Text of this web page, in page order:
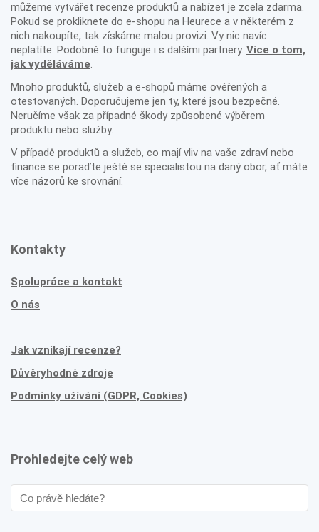
můžeme vytvářet recenze produktů a nabízet je zcela zdarma.
Pokud se prokliknete do e-shopu na Heurece a v některém z
nich nakoupíte, tak získáme malou provizi. Vy nic navíc
neplatíte. Podobně to funguje i s dalšími partnery. Více o tom,
jak vyděláváme.
Mnoho produktů, služeb a e-shopů máme ověřených a
otestovaných. Doporučujeme jen ty, které jsou bezpečné.
Neručíme však za případné škody způsobené výběrem
produktu nebo služby.
V případě produktů a služeb, co mají vliv na vaše zdraví nebo
finance se poraďte ještě se specialistou na daný obor, ať máte
více názorů ke srovnání.
Kontakty
Spolupráce a kontakt
O nás
Jak vznikají recenze?
Důvěryhodné zdroje
Podmínky užívání (GDPR, Cookies)
Prohledejte celý web